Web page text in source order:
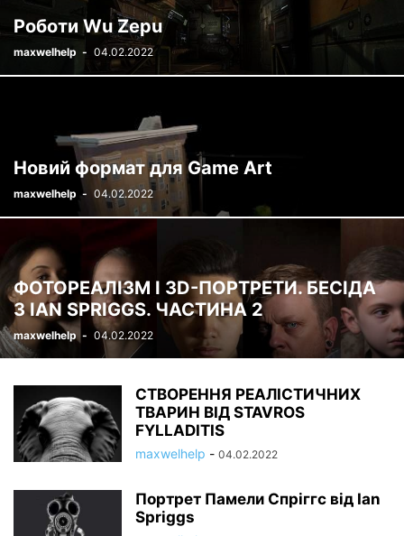
РІЗНЕ СОФТ УРОКИ
Роботи Wu Zepu
maxwelhelp - 04.02.2022
Новий формат для Game Art
maxwelhelp - 04.02.2022
ФОТОРЕАЛІЗМ І 3D-ПОРТРЕТИ. БЕСІДА
З IAN SPRIGGS. ЧАСТИНА 2
maxwelhelp - 04.02.2022
СТВОРЕННЯ РЕАЛІСТИЧНИХ
ТВАРИН ВІД STAVROS
FYLLADITIS
maxwelhelp - 04.02.2022
Портрет Памели Спріггс від Ian
Spriggs